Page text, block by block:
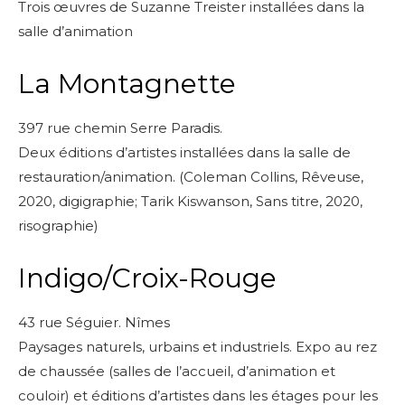
Nom
Statut / Organisation
J'accepte les
* Champ obligatoire
Adresse email*
Nom
Trois œuvres de Suzanne Treister installées dans la
salle d’animation
La Montagnette
397 rue chemin Serre Paradis.
Deux éditions d’artistes installées dans la salle de
restauration/animation. (Coleman Collins, Rêveuse,
2020, digigraphie; Tarik Kiswanson, Sans titre, 2020,
risographie)
Indigo/Croix-Rouge
43 rue Séguier. Nîmes
Paysages naturels, urbains et industriels. Expo au rez
de chaussée (salles de l’accueil, d’animation et
couloir) et éditions d’artistes dans les étages pour les